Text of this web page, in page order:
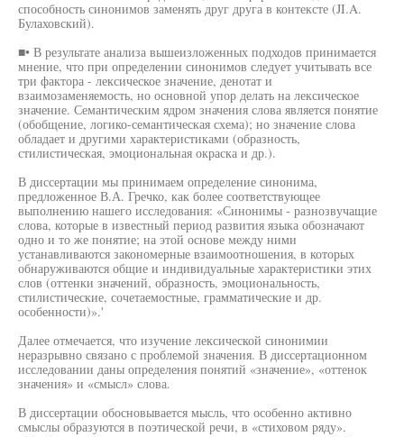
способность синонимов заменять друг друга в контексте (JI.A.
Булаховский).
■• В результате анализа вышеизложенных подходов принимается
мнение, что при определении синонимов следует учитывать все
три фактора - лексическое значение, денотат и
взаимозаменяемость, но основной упор делать на лексическое
значение. Семантическим ядром значения слова является понятие
(обобщение, логико-семантическая схема); но значение слова
обладает и другими характеристиками (образность,
стилистическая, эмоциональная окраска и др.).
В диссертации мы принимаем определение синонима,
предложенное В.А. Гречко, как более соответствующее
выполнению нашего исследования: «Синонимы - разнозвучащие
слова, которые в известный период развития языка обозначают
одно и то же понятие; на этой основе между ними
устанавливаются закономерные взаимоотношения, в которых
обнаруживаются общие и индивидуальные характеристики этих
слов (оттенки значений, образность, эмоциональность,
стилистические, сочетаемостные, грамматические и др.
особенности)».'
Далее отмечается, что изучение лексической синонимии
неразрывно связано с проблемой значения. В диссертационном
исследовании даны определения понятий «значение», «оттенок
значения» и «смысл» слова.
В диссертации обосновывается мысль, что особенно активно
смыслы образуются в поэтической речи, в «стиховом ряду».